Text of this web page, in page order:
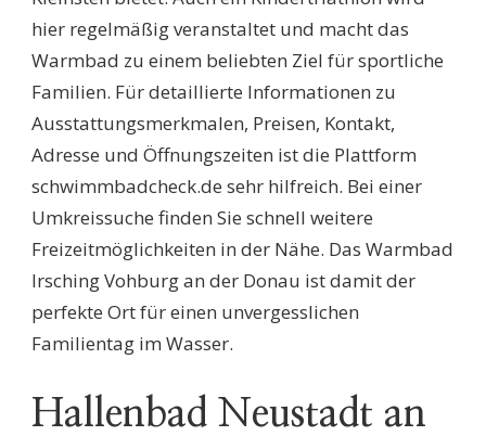
hier regelmäßig veranstaltet und macht das
Warmbad zu einem beliebten Ziel für sportliche
Familien. Für detaillierte Informationen zu
Ausstattungsmerkmalen, Preisen, Kontakt,
Adresse und Öffnungszeiten ist die Plattform
schwimmbadcheck.de sehr hilfreich. Bei einer
Umkreissuche finden Sie schnell weitere
Freizeitmöglichkeiten in der Nähe. Das Warmbad
Irsching Vohburg an der Donau ist damit der
perfekte Ort für einen unvergesslichen
Familientag im Wasser.
Hallenbad Neustadt an